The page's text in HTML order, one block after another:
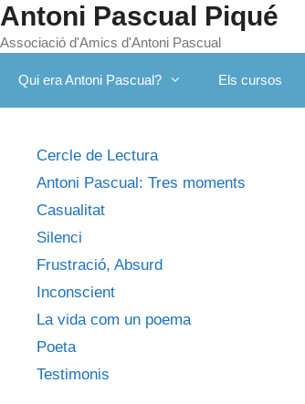
Vés
contingut
Antoni Pascual Piqué
Associació d'Amics d'Antoni Pascual
Qui era Antoni Pascual? Els cursos
Cercle de Lectura
Antoni Pascual: Tres moments
Casualitat
Silenci
Frustració, Absurd
Inconscient
La vida com un poema
Poeta
Testimonis